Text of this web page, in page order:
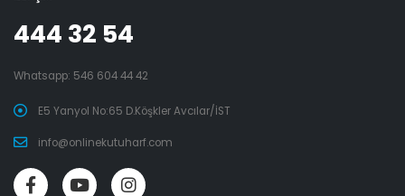
444 32 54
Whatsapp: 546 604 44 42
E5 Yanyol No:65 D.Köşkler Avcılar/İST
info@onlinekutuharf.com